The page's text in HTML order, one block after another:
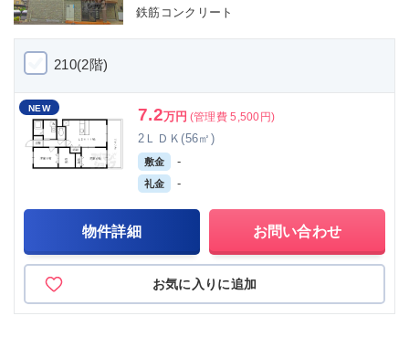
鉄筋コンクリート
210(2階)
NEW 7.2万円 (管理費 5,500円)
2ＬＤＫ(56㎡)
敷金 -
礼金 -
物件詳細 お問い合わせ
お気に入りに追加